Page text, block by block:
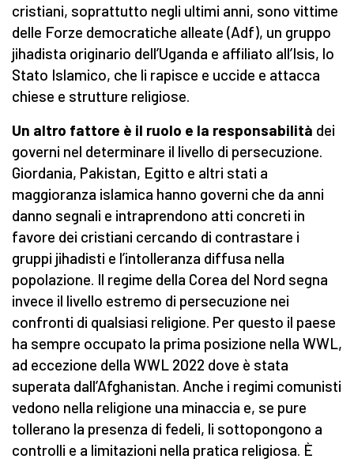
cristiani, soprattutto negli ultimi anni, sono vittime
delle Forze democratiche alleate (Adf), un gruppo
jihadista originario dell’Uganda e affiliato all’Isis, lo
Stato Islamico, che li rapisce e uccide e attacca
chiese e strutture religiose.
Un altro fattore è il ruolo e la responsabilità dei
governi nel determinare il livello di persecuzione.
Giordania, Pakistan, Egitto e altri stati a
maggioranza islamica hanno governi che da anni
danno segnali e intraprendono atti concreti in
favore dei cristiani cercando di contrastare i
gruppi jihadisti e l’intolleranza diffusa nella
popolazione. Il regime della Corea del Nord segna
invece il livello estremo di persecuzione nei
confronti di qualsiasi religione. Per questo il paese
ha sempre occupato la prima posizione nella WWL,
ad eccezione della WWL 2022 dove è stata
superata dall’Afghanistan. Anche i regimi comunisti
vedono nella religione una minaccia e, se pure
tollerano la presenza di fedeli, li sottopongono a
controlli e a limitazioni nella pratica religiosa. È